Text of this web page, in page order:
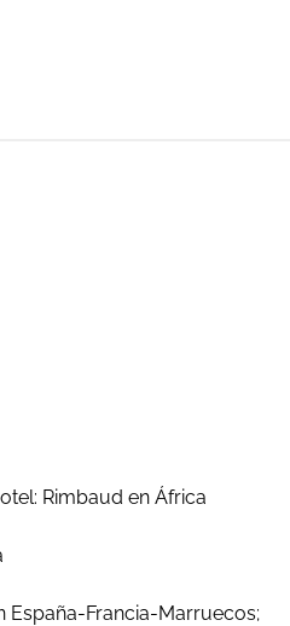
Rimbaud en África
España-Francia-Marruecos;